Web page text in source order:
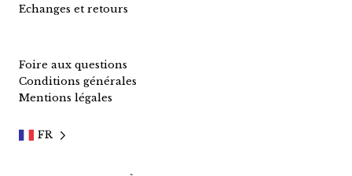
Echanges et retours
Foire aux questions
Conditions générales
Mentions légales
FR